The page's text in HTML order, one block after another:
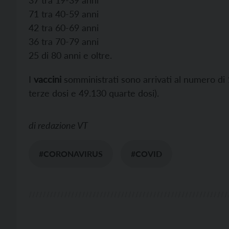
71 tra 40-59 anni
42 tra 60-69 anni
36 tra 70-79 anni
25 di 80 anni e oltre.
I vaccini somministrati sono arrivati al numero di
terze dosi e 49.130 quarte dosi).
di redazione VT
#CORONAVIRUS #COVID